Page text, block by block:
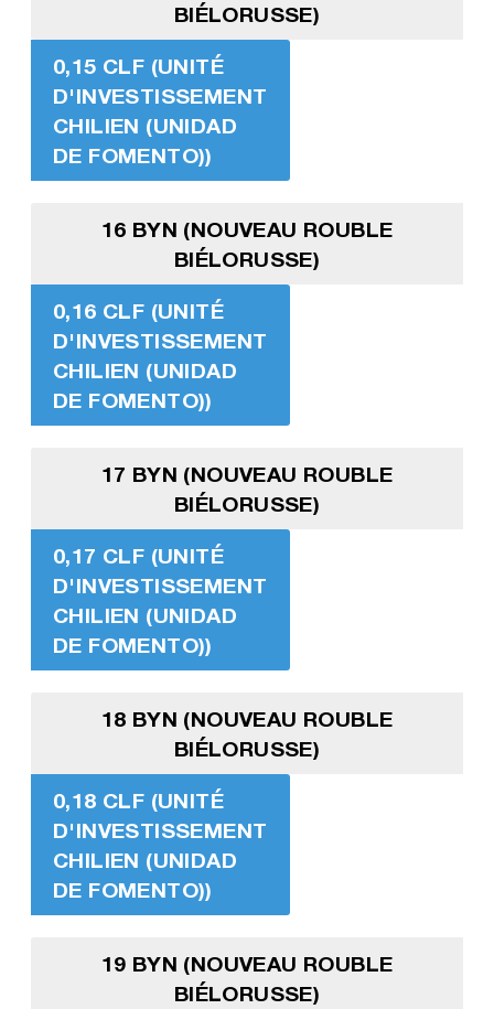
BIÉLORUSSE)
0,15 CLF (UNITÉ
D'INVESTISSEMENT
CHILIEN (UNIDAD
DE FOMENTO))
16 BYN (NOUVEAU ROUBLE
BIÉLORUSSE)
0,16 CLF (UNITÉ
D'INVESTISSEMENT
CHILIEN (UNIDAD
DE FOMENTO))
17 BYN (NOUVEAU ROUBLE
BIÉLORUSSE)
0,17 CLF (UNITÉ
D'INVESTISSEMENT
CHILIEN (UNIDAD
DE FOMENTO))
18 BYN (NOUVEAU ROUBLE
BIÉLORUSSE)
0,18 CLF (UNITÉ
D'INVESTISSEMENT
CHILIEN (UNIDAD
DE FOMENTO))
19 BYN (NOUVEAU ROUBLE
BIÉLORUSSE)